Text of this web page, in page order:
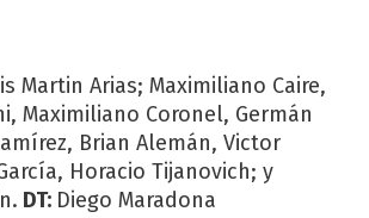
Martin Arias; Maximiliano Caire,
Maximiliano Coronel, Germán
Brian Alemán, Victor
Horacio Tijanovich; y
DT: Diego Maradona